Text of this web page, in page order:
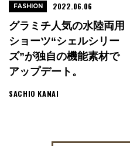
グラミチ人気の水陸両用
ショーツ“シェルシリー
ズ”が独自の機能素材で
アップデート。
SACHIO KANAI
FASHION 2022.06.06